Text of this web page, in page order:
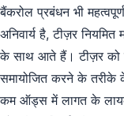
बैंकरोल प्रबंधन भी
अनिवार्य है, टीज़र
के साथ आते हैं। टीज़र को
समायोजित करने के तरीके
कम ऑड्स में लागत के